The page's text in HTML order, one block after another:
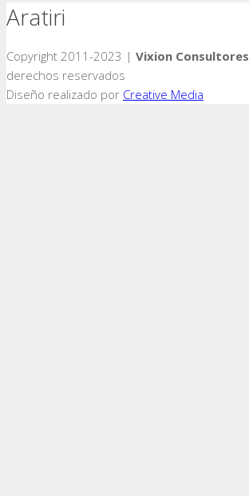
Aratiri
Copyright 2011-2023 | Vixion Consultores
derechos reservados
Diseño realizado por Creative Media